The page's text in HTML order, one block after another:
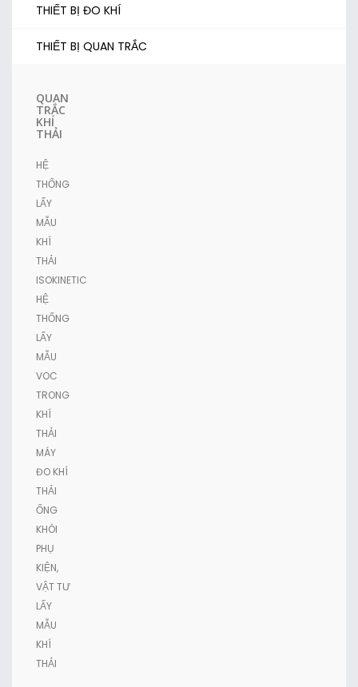
THIẾT BỊ ĐO KHÍ
THIẾT BỊ QUAN TRẮC
QUAN
TRẮC
KHÍ
THẢI
HỆ
THỐNG
LẤY
MẪU
KHÍ
THẢI
ISOKINETIC
HỆ
THỐNG
LẤY
MẪU
VOC
TRONG
KHÍ
THẢI
MÁY
ĐO KHÍ
THẢI
ỐNG
KHÓI
PHỤ
KIỆN,
VẬT TƯ
LẤY
MẪU
KHÍ
THẢI